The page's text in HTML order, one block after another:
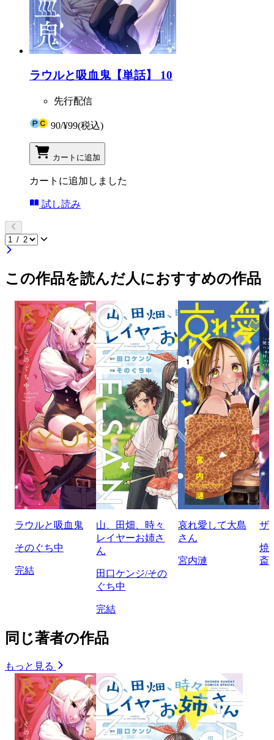
ラウルと吸血鬼【単話】 10
先行配信
90/¥99(税込)
カートに追加
カートに追加しました
試し読み
この作品を読んだ人におすすめの作品
ラウルと吸血鬼
そのぐち中
完結
山、田畑、時々
レイヤーお姉さ
ん
田口ケンジ/その
ぐち中
完結
哀れ愛して大島
さん
宮内漣
ザ
焼
斎
同じ著者の作品
もっと見る